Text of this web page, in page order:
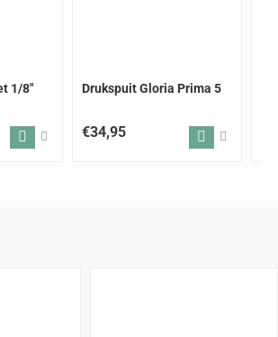
1/8"
Drukspuit Gloria Prima 5
€34,95